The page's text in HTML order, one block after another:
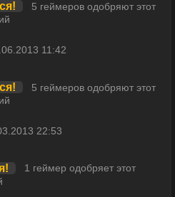
5 геймеров одобряют этот
11:42
5 геймеров одобряют этот
22:53
1 геймер одобряет этот